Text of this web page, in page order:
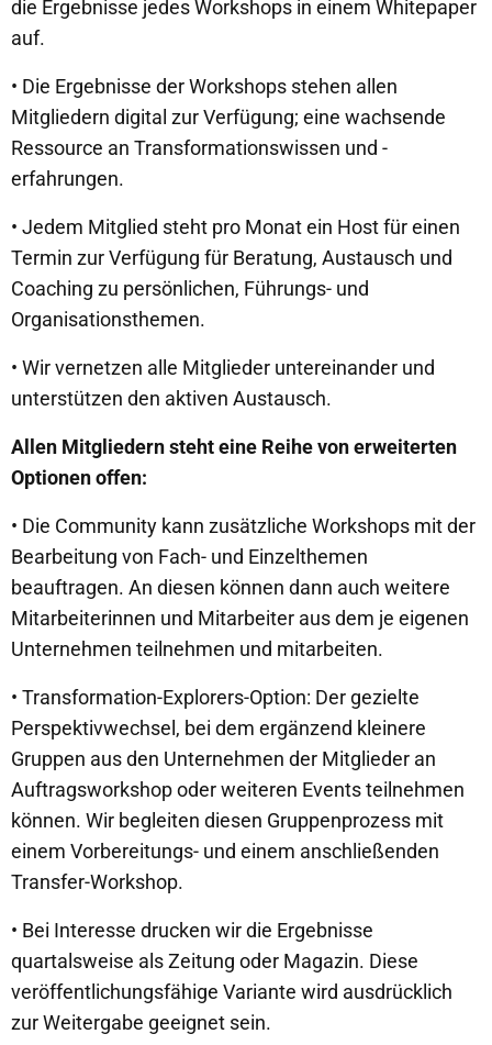
die Ergebnisse jedes Workshops in einem Whitepaper
auf.
• Die Ergebnisse der Workshops stehen allen
Mitgliedern digital zur Verfügung; eine wachsende
Ressource an Transformationswissen und -
erfahrungen.
• Jedem Mitglied steht pro Monat ein Host für einen
Termin zur Verfügung für Beratung, Austausch und
Coaching zu persönlichen, Führungs- und
Organisationsthemen.
• Wir vernetzen alle Mitglieder untereinander und
unterstützen den aktiven Austausch.
Allen Mitgliedern steht eine Reihe von erweiterten
Optionen offen:
• Die Community kann zusätzliche Workshops mit der
Bearbeitung von Fach- und Einzelthemen
beauftragen. An diesen können dann auch weitere
Mitarbeiterinnen und Mitarbeiter aus dem je eigenen
Unternehmen teilnehmen und mitarbeiten.
• Transformation-Explorers-Option: Der gezielte
Perspektivwechsel, bei dem ergänzend kleinere
Gruppen aus den Unternehmen der Mitglieder an
Auftragsworkshop oder weiteren Events teilnehmen
können. Wir begleiten diesen Gruppenprozess mit
einem Vorbereitungs- und einem anschließenden
Transfer-Workshop.
• Bei Interesse drucken wir die Ergebnisse
quartalsweise als Zeitung oder Magazin. Diese
veröffentlichungsfähige Variante wird ausdrücklich
zur Weitergabe geeignet sein.